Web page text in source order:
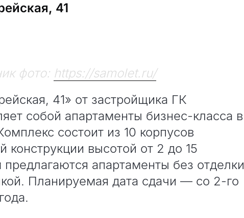
41
фото: https://samolet.ru/
41» от застройщика ГК
собой апартаменты бизнес-класса в
состоит из 10 корпусов
конструкции высотой от 2 до 15
апартаменты без отделки
Планируемая дата сдачи — со 2-го